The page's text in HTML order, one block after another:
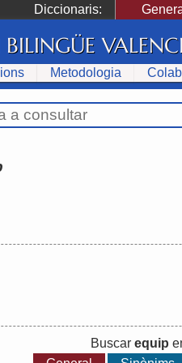
Diccionaris:
Metodologia
Buscar equip